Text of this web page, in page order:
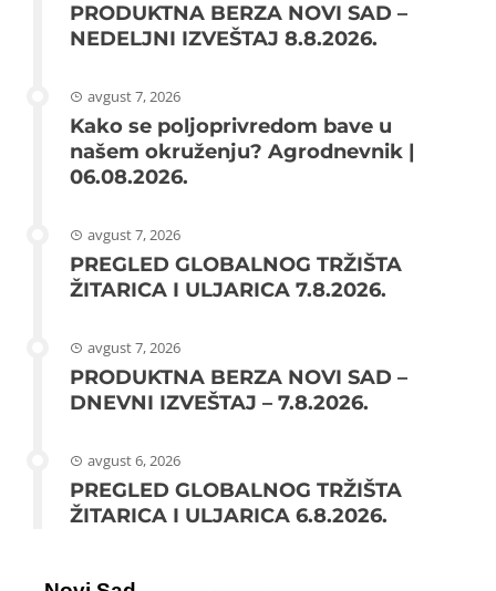
PRODUKTNA BERZA NOVI SAD –
NEDELJNI IZVEŠTAJ 8.8.2026.
avgust 7, 2026
Kako se poljoprivredom bave u
našem okruženju? Agrodnevnik |
06.08.2026.
avgust 7, 2026
PREGLED GLOBALNOG TRŽIŠTA
ŽITARICA I ULJARICA 7.8.2026.
avgust 7, 2026
PRODUKTNA BERZA NOVI SAD –
DNEVNI IZVEŠTAJ – 7.8.2026.
avgust 6, 2026
PREGLED GLOBALNOG TRŽIŠTA
ŽITARICA I ULJARICA 6.8.2026.